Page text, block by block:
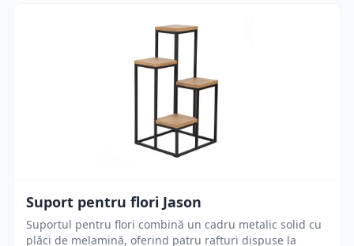
Suport pentru flori Jason
Suportul pentru flori combină un cadru metalic solid cu
plăci de melamină, oferind patru rafturi dispuse la